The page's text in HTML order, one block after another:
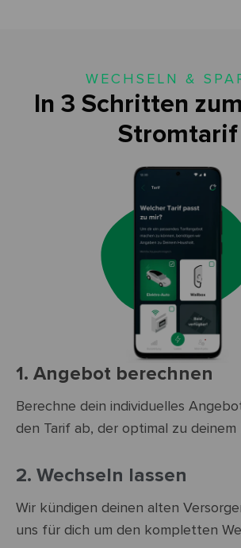
WECHSELN &
In 3 Schritten
Stromtarif
1. Angebot berechnen
Berechne dein individuelles
den Tarif ab, der optimal zu
2. Wechseln lassen
Wir kündigen deinen alten
uns für dich um den kompletten